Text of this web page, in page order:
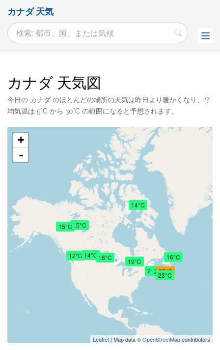
カナダ 天気
カナダ 天気図
今日の カナダ のほとんどの場所の天気は昨日より暖かくなり、平
均気温は 5°C から 30°C の範囲になると予想されます。
19°C
21°C
14°C
12°C
24°C
25°C
16°C
14°C
15°C
23°C
16°C
15°C
+
-
Leaflet | Map data ©OpenStreetMapcontributors